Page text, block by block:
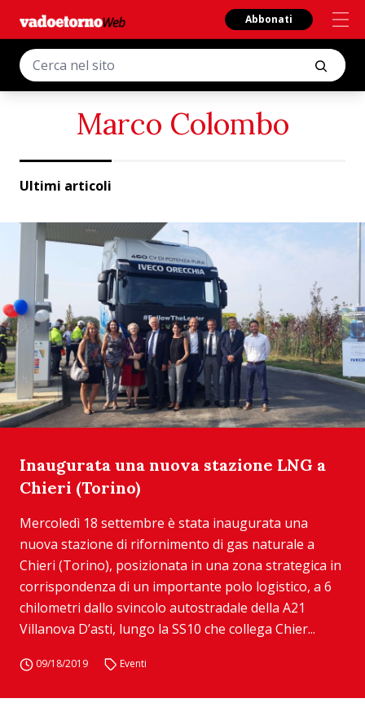
Abbonati
Marco Colombo
Ultimi articoli
Inaugurata una nuova stazione LNG a
Chieri (Torino)
Mercoledì 18 settembre è stata inaugurata una
nuova stazione di rifornimento di gas naturale a
Chieri (Torino), posizionata in una zona strategica in
corrispondenza di un importante polo logistico, a 6
chilometri dallo svincolo autostradale della A21
Villanova D’asti, lungo la SS10 che collega Chier...
09/18/2019 Eventi